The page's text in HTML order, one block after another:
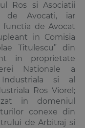
Ros si Asociatii
de Avocati, iar
de Avocat
in Comisia
Titulescu” din
in proprietate
Nationale a
si al
Ros Viorel;
in domeniul
conexe din
de Arbitraj si